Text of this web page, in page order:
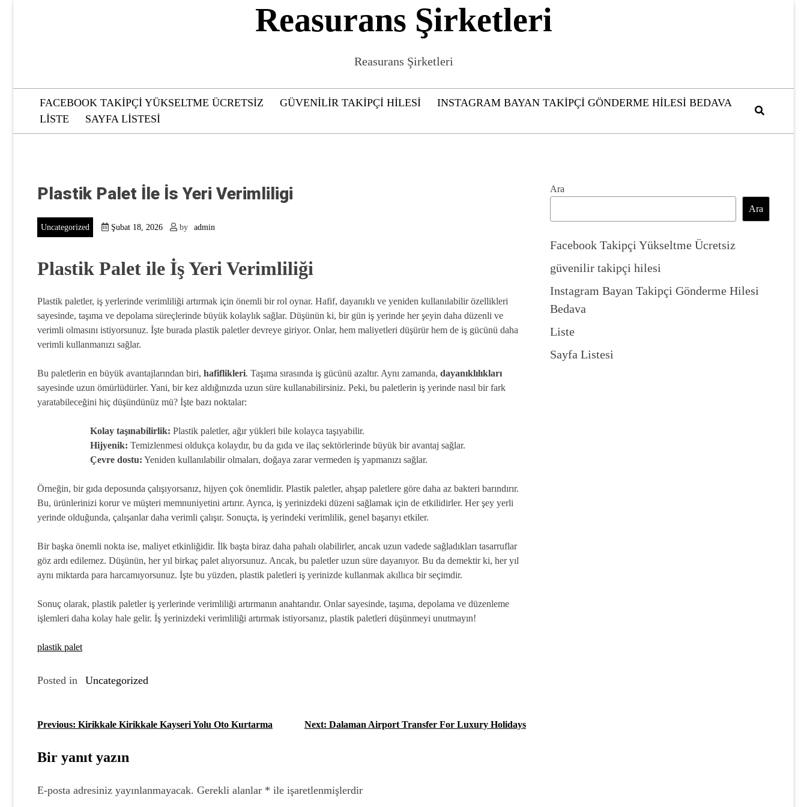
Reasurans Şirketleri
Reasurans Şirketleri
FACEBOOK TAKIPÇI YÜKSELTME ÜCRETSIZ GÜVENILIR TAKIPÇI HILESI
INSTAGRAM BAYAN TAKIPÇI GÖNDERME HILESI BEDAVA
LISTE
SAYFA LISTESI
Plastik Palet İle İs Yeri Verimliligi
Uncategorized Şubat 18, 2026 by admin
Plastik Palet ile İş Yeri Verimliliği
Plastik paletler, iş yerlerinde verimliliği artırmak için önemli bir rol oynar. Hafif, dayanıklı ve yeniden kullanılabilir özellikleri
sayesinde, taşıma ve depolama süreçlerinde büyük kolaylık sağlar. Düşünün ki, bir gün iş yerinde her şeyin daha düzenli ve
verimli olmasını istiyorsunuz. İşte burada plastik paletler devreye giriyor. Onlar, hem maliyetleri düşürür hem de iş gücünü daha
verimli kullanmanızı sağlar.
Bu paletlerin en büyük avantajlarından biri, hafiflikleri. Taşıma sırasında iş gücünü azaltır. Aynı zamanda, dayanıklılıkları
sayesinde uzun ömürlüdürler. Yani, bir kez aldığınızda uzun süre kullanabilirsiniz. Peki, bu paletlerin iş yerinde nasıl bir fark
yaratabileceğini hiç düşündünüz mü? İşte bazı noktalar:
Kolay taşınabilirlik: Plastik paletler, ağır yükleri bile kolayca taşıyabilir.
Hijyenik: Temizlenmesi oldukça kolaydır, bu da gıda ve ilaç sektörlerinde büyük bir avantaj sağlar.
Çevre dostu: Yeniden kullanılabilir olmaları, doğaya zarar vermeden iş yapmanızı sağlar.
Örneğin, bir gıda deposunda çalışıyorsanız, hijyen çok önemlidir. Plastik paletler, ahşap paletlere göre daha az bakteri barındırır.
Bu, ürünlerinizi korur ve müşteri memnuniyetini artırır. Ayrıca, iş yerinizdeki düzeni sağlamak için de etkilidirler. Her şey yerli
yerinde olduğunda, çalışanlar daha verimli çalışır. Sonuçta, iş yerindeki verimlilik, genel başarıyı etkiler.
Bir başka önemli nokta ise, maliyet etkinliğidir. İlk başta biraz daha pahalı olabilirler, ancak uzun vadede sağladıkları tasarruflar
göz ardı edilemez. Düşünün, her yıl birkaç palet alıyorsunuz. Ancak, bu paletler uzun süre dayanıyor. Bu da demektir ki, her yıl
aynı miktarda para harcamıyorsunuz. İşte bu yüzden, plastik paletleri iş yerinizde kullanmak akıllıca bir seçimdir.
Sonuç olarak, plastik paletler iş yerlerinde verimliliği artırmanın anahtarıdır. Onlar sayesinde, taşıma, depolama ve düzenleme
işlemleri daha kolay hale gelir. İş yerinizdeki verimliliği artırmak istiyorsanız, plastik paletleri düşünmeyi unutmayın!
plastik palet
Posted in Uncategorized
Y
a
ı
Previous: Kirikkale Kirikkale Kayseri Yolu Oto Kurtarma Next: Dalaman Airport Transfer For Luxury Holidays
Bir yanıt yazın
E-posta adresiniz yayınlanmayacak. Gerekli alanlar * ile işaretlenmişlerdir
Ara
Ara
Facebook Takipçi Yükseltme Ücretsiz
güvenilir takipçi hilesi
Instagram Bayan Takipçi Gönderme Hilesi
Bedava
Liste
Sayfa Listesi